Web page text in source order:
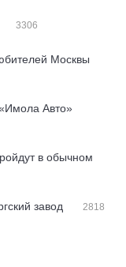
3306
Москвы
Авто»
в обычном
завод 2818